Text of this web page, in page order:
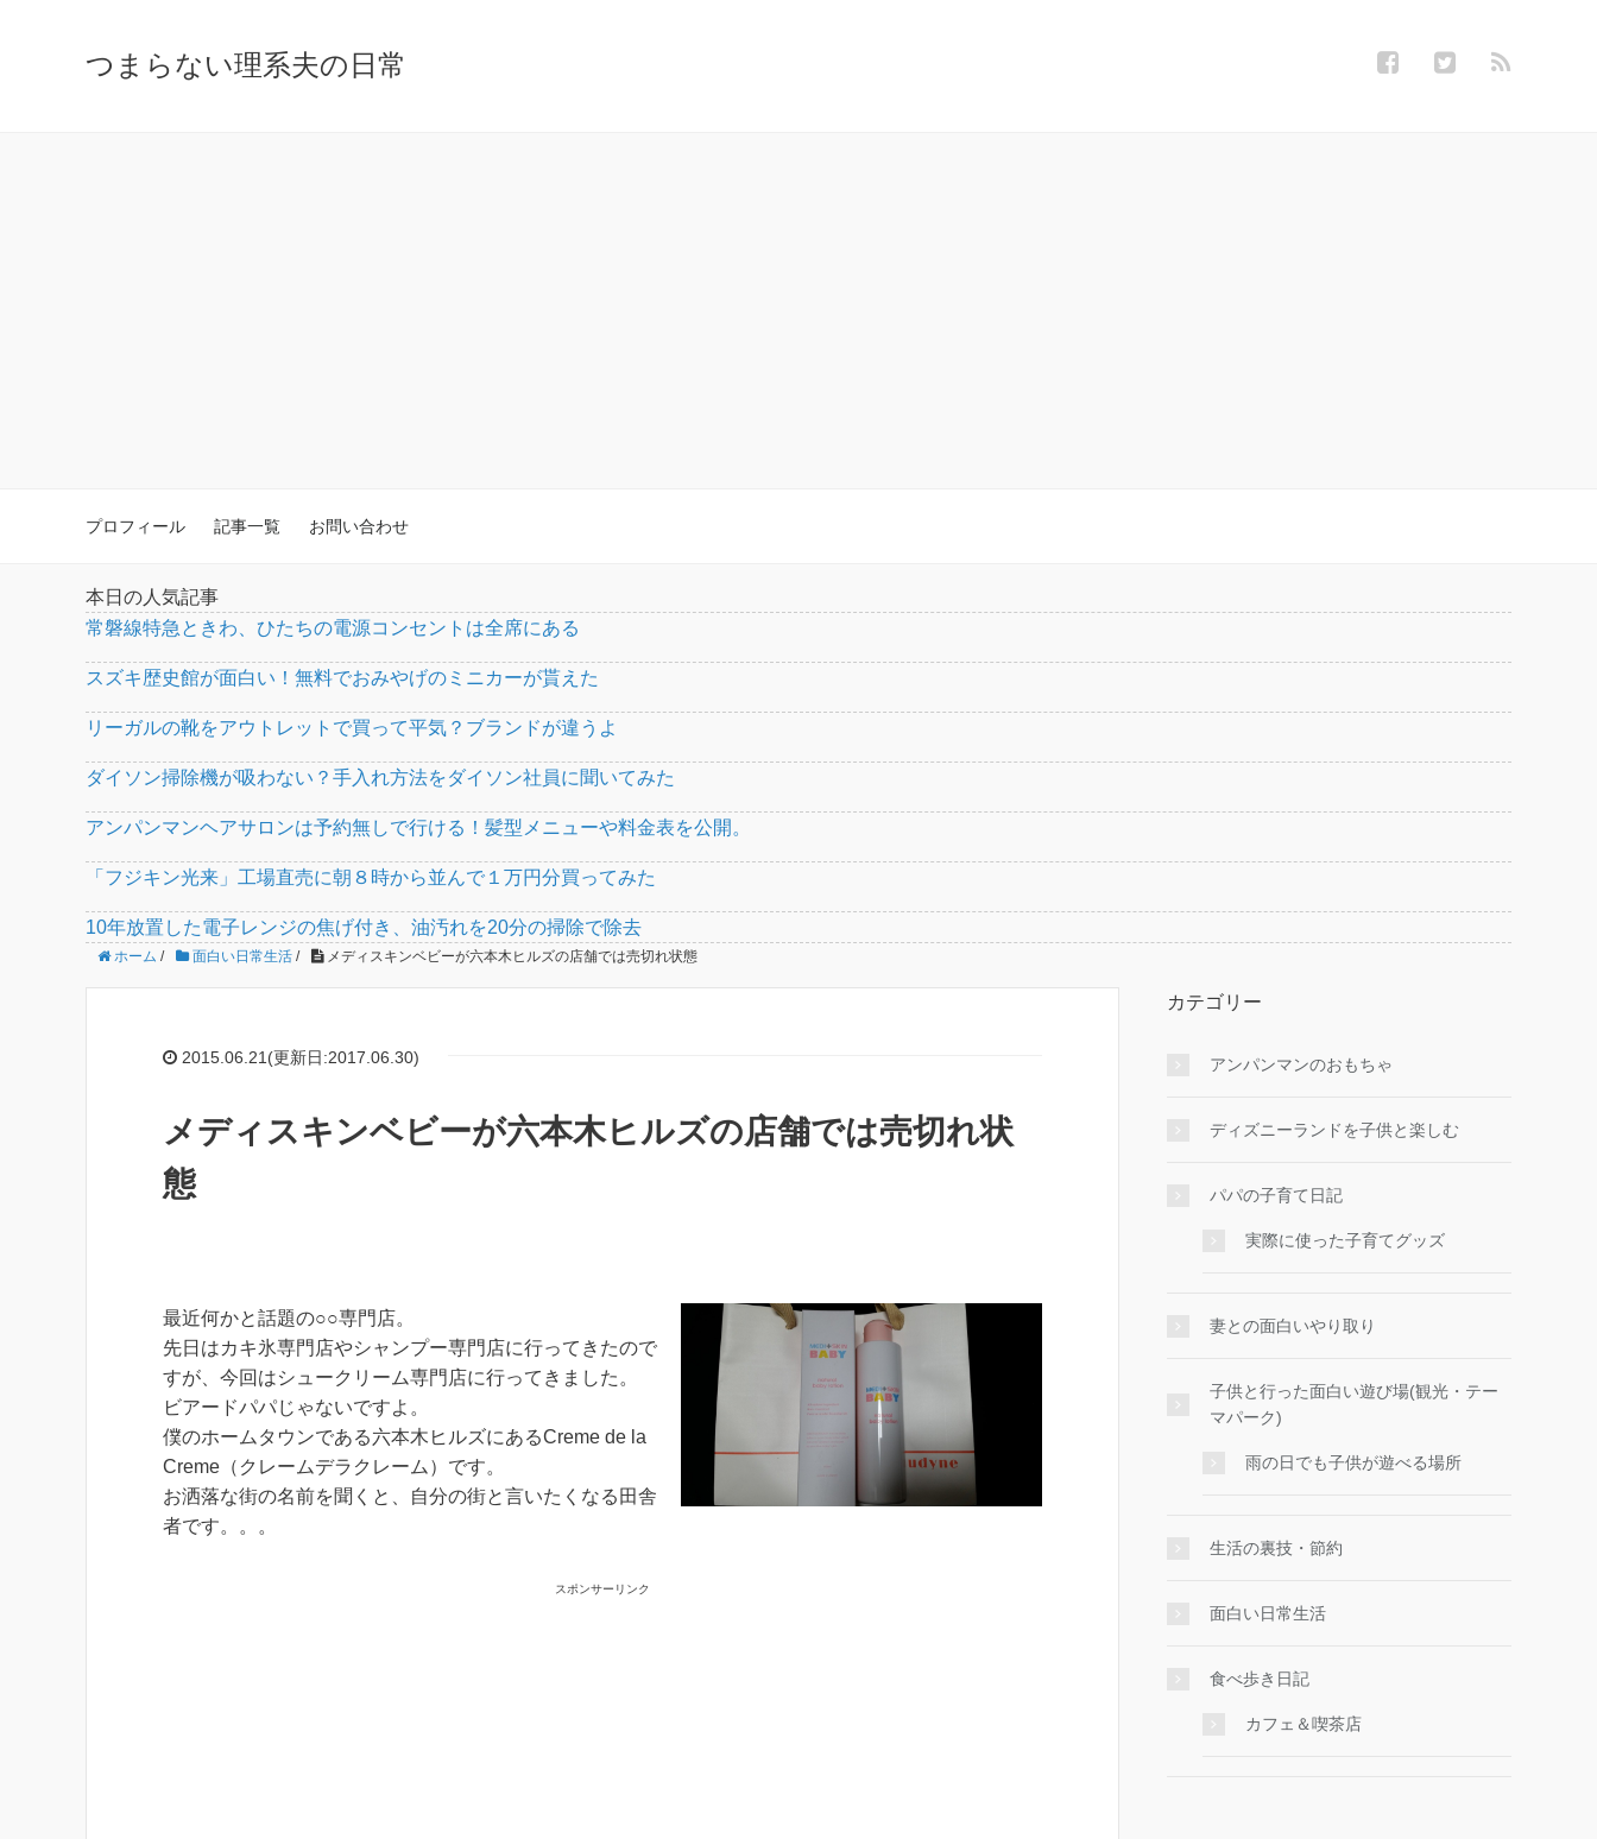
つまらない理系夫の日常
プロフィール 記事一覧 お問い合わせ
本日の人気記事
常磐線特急ときわ、ひたちの電源コンセントは全席にある
スズキ歴史館が面白い！無料でおみやげのミニカーが貰えた
リーガルの靴をアウトレットで買って平気？ブランドが違うよ
ダイソン掃除機が吸わない？手入れ方法をダイソン社員に聞いてみた
アンパンマンヘアサロンは予約無しで行ける！髪型メニューや料金表を公開。
「フジキン光来」工場直売に朝８時から並んで１万円分買ってみた
10年放置した電子レンジの焦げ付き、油汚れを20分の掃除で除去
ホーム / 面白い日常生活 / メディスキンベビーが六本木ヒルズの店舗では売切れ状態
2015.06.21(更新日:2017.06.30)
メディスキンベビーが六本木ヒルズの店舗では売切れ状
態
最近何かと話題の○○専門店。
先日はカキ氷専門店やシャンプー専門店に行ってきたので
すが、今回はシュークリーム専門店に行ってきました。
ビアードパパじゃないですよ。
僕のホームタウンである六本木ヒルズにあるCreme de la
Creme（クレームデラクレーム）です。
お洒落な街の名前を聞くと、自分の街と言いたくなる田舎
者です。。。
スポンサーリンク
カテゴリー
アンパンマンのおもちゃ
ディズニーランドを子供と楽しむ
パパの子育て日記
実際に使った子育てグッズ
妻との面白いやり取り
子供と行った面白い遊び場(観光・テー
マパーク)
雨の日でも子供が遊べる場所
生活の裏技・節約
面白い日常生活
食べ歩き日記
カフェ＆喫茶店